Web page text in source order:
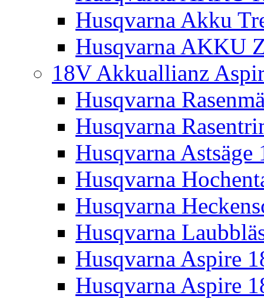
Husqvarna Akku
Husqvarna AKKU
18V Akkuallianz
Husqvarna
Husqvarna
Husqvarna
Husqvarna
Husqvarna
Husqvarna
Husqvarna Aspire
Husqvarna Aspire